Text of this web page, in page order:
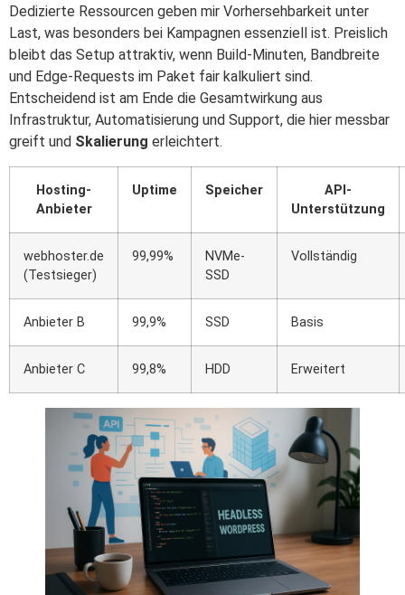
Dedizierte Ressourcen geben mir Vorhersehbarkeit unter
Last, was besonders bei Kampagnen essenziell ist. Preislich
bleibt das Setup attraktiv, wenn Build‑Minuten, Bandbreite
und Edge‑Requests im Paket fair kalkuliert sind.
Entscheidend ist am Ende die Gesamtwirkung aus
Infrastruktur, Automatisierung und Support, die hier messbar
greift und Skalierung erleichtert.
Hosting-
Anbieter
Uptime Speicher
API-
Unterstützung
webhoster.de
(Testsieger)
99,99%
NVMe-
SSD
Vollständig
Anbieter B 99,9% SSD Basis
Anbieter C 99,8% HDD Erweitert